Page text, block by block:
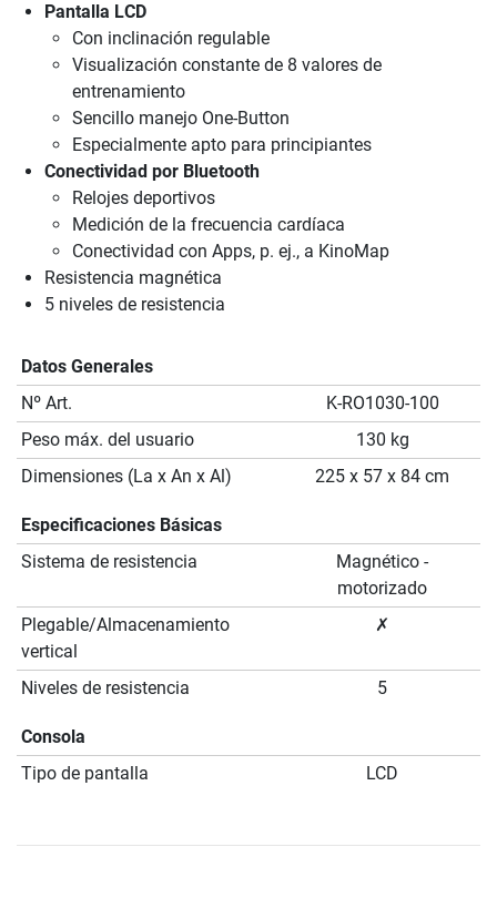
Pantalla LCD
Con inclinación regulable
Visualización constante de 8 valores de
entrenamiento
Sencillo manejo One-Button
Especialmente apto para principiantes
Conectividad por Bluetooth
Relojes deportivos
Medición de la frecuencia cardíaca
Conectividad con Apps, p. ej., a KinoMap
Resistencia magnética
5 niveles de resistencia
Datos Generales
Nº Art.
K-RO1030-100
Peso máx. del usuario
130 kg
Dimensiones (La x An x Al)
225 x 57 x 84 cm
Especificaciones Básicas
Sistema de resistencia
Magnético -
motorizado
Plegable/Almacenamiento
vertical
✗
Niveles de resistencia 5
Consola
Tipo de pantalla
LCD